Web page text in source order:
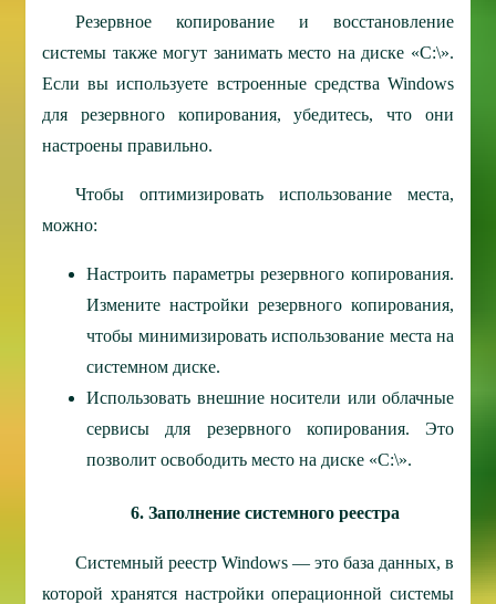
Резервное копирование и восстановление
системы также могут занимать место на диске «C:\».
Если вы используете встроенные средства Windows
для резервного копирования, убедитесь, что они
настроены правильно.
Чтобы оптимизировать использование места,
можно:
Настроить параметры резервного копирования.
Измените настройки резервного копирования,
чтобы минимизировать использование места на
системном диске.
Использовать внешние носители или облачные
сервисы для резервного копирования. Это
позволит освободить место на диске «C:\».
6. Заполнение системного реестра
Системный реестр Windows — это база данных, в
которой хранятся настройки операционной системы